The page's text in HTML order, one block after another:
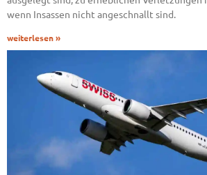
wenn Insassen nicht angeschnallt sind.
weiterlesen »